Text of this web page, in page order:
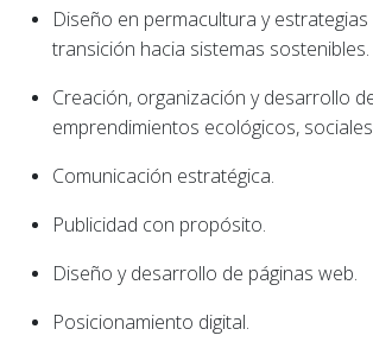
Diseño en permacultura y estrategias
transición hacia sistemas sostenibles.
Creación, organización y desarrollo
emprendimientos ecológicos,
Comunicación estratégica.
Publicidad con propósito.
Diseño y desarrollo de páginas web.
Posicionamiento digital.